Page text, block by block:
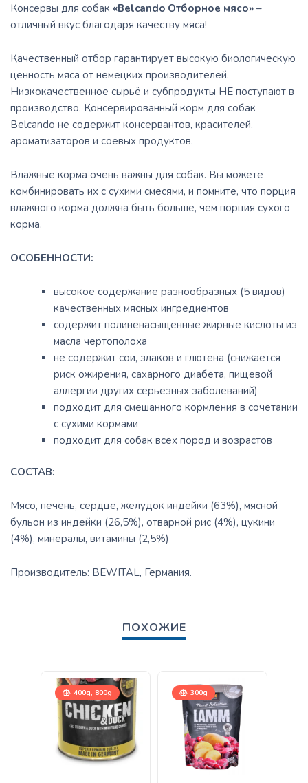
Консервы для собак «Belcando Отборное мясо» –
отличный вкус благодаря качеству мяса!
Качественный отбор гарантирует высокую биологическую
ценность мяса от немецких производителей.
Низкокачественное сырьё и субпродукты НЕ поступают в
производство. Консервированный корм для собак
Belcando не содержит консервантов, красителей,
ароматизаторов и соевых продуктов.
Влажные корма очень важны для собак. Вы можете
комбинировать их с сухими смесями, и помните, что порция
влажного корма должна быть больше, чем порция сухого
корма.
ОСОБЕННОСТИ:
высокое содержание разнообразных (5 видов)
качественных мясных ингредиентов
содержит полиненасыщенные жирные кислоты из
масла чертополоха
не содержит сои, злаков и глютена (снижается
риск ожирения, сахарного диабета, пищевой
аллергии других серьёзных заболеваний)
подходит для смешанного кормления в сочетании
с сухими кормами
подходит для собак всех пород и возрастов
СОСТАВ:
Мясо, печень, сердце, желудок индейки (63%), мясной
бульон из индейки (26,5%), отварной рис (4%), цукини
(4%), минералы, витамины (2,5%)
Производитель: BEWITAL, Германия.
ПОХОЖИЕ
400g, 800g 300g